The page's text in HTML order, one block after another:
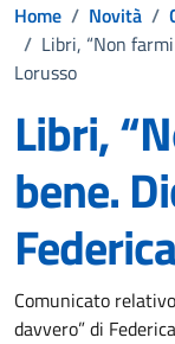
Home / Novità /
/ Libri, “Non
Lorusso
Libri,
bene.
Dettagli
Comunicato
davvero” di